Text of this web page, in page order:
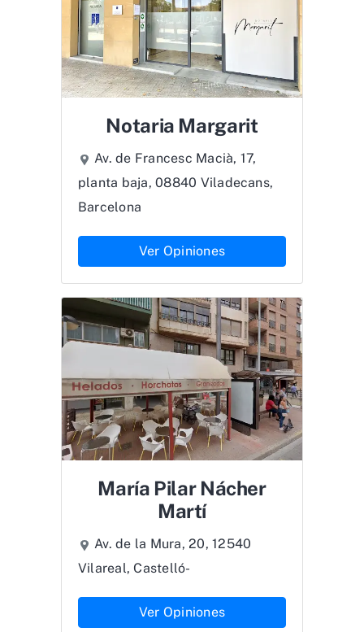
Notaria Margarit
Av. de Francesc Macià, 17,
planta baja, 08840 Viladecans,
Barcelona
Ver Opiniones
María Pilar Nácher
Martí
Av. de la Mura, 20, 12540
Vilareal, Castelló-
Ver Opiniones